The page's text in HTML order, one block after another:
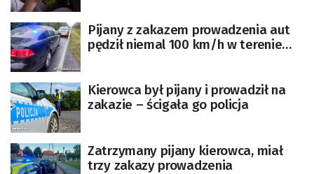
Pijany z zakazem prowadzenia aut
pędził niemal 100 km/h w terenie
Kierowca był pijany i prowadził na
zakazie – ścigała go policja
Zatrzymany pijany kierowca, miał
trzy zakazy prowadzenia